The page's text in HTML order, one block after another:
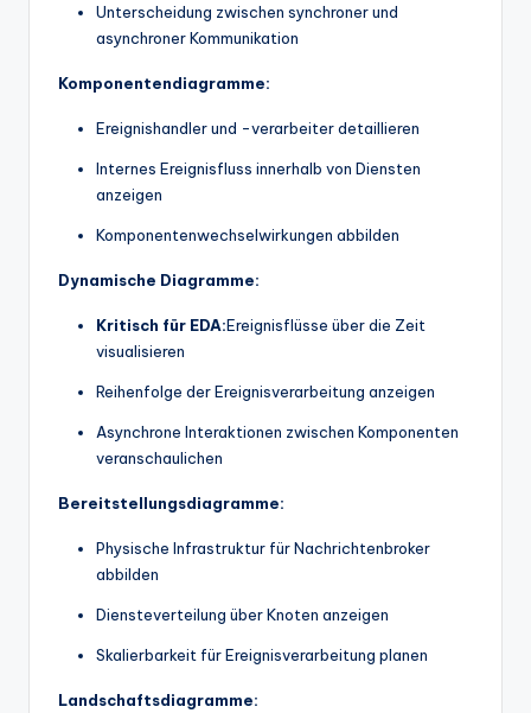
Unterscheidung zwischen synchroner und
asynchroner Kommunikation
Komponentendiagramme:
Ereignishandler und -verarbeiter detaillieren
Internes Ereignisfluss innerhalb von Diensten
anzeigen
Komponentenwechselwirkungen abbilden
Dynamische Diagramme:
Kritisch für EDA:Ereignisflüsse über die Zeit
visualisieren
Reihenfolge der Ereignisverarbeitung anzeigen
Asynchrone Interaktionen zwischen Komponenten
veranschaulichen
Bereitstellungsdiagramme:
Physische Infrastruktur für Nachrichtenbroker
abbilden
Diensteverteilung über Knoten anzeigen
Skalierbarkeit für Ereignisverarbeitung planen
Landschaftsdiagramme: